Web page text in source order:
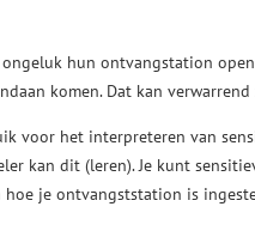
ongeluk hun ontvangstation
komen. Dat kan
voor het interpreteren van
kan dit (leren). Je kunt
hoe je ontvangststation is